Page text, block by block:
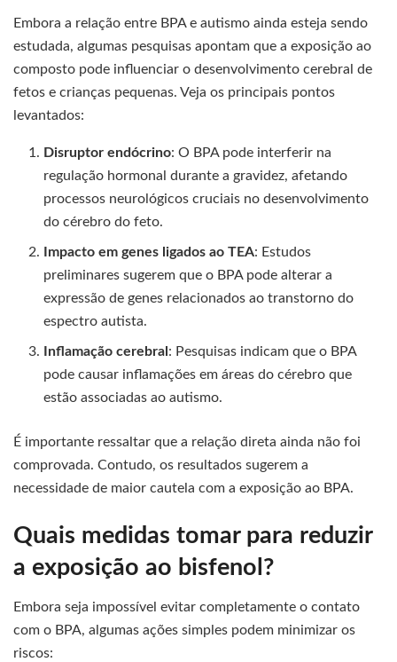
Embora a relação entre BPA e autismo ainda esteja sendo
estudada, algumas pesquisas apontam que a exposição ao
composto pode influenciar o desenvolvimento cerebral de
fetos e crianças pequenas. Veja os principais pontos
levantados:
Disruptor endócrino: O BPA pode interferir na
regulação hormonal durante a gravidez, afetando
processos neurológicos cruciais no desenvolvimento
do cérebro do feto.
Impacto em genes ligados ao TEA: Estudos
preliminares sugerem que o BPA pode alterar a
expressão de genes relacionados ao transtorno do
espectro autista.
Inflamação cerebral : Pesquisas indicam que o BPA
pode causar inflamações em áreas do cérebro que
estão associadas ao autismo.
É importante ressaltar que a relação direta ainda não foi
comprovada. Contudo, os resultados sugerem a
necessidade de maior cautela com a exposição ao BPA.
Quais medidas tomar para reduzir
a exposição ao bisfenol?
Embora seja impossível evitar completamente o contato
com o BPA, algumas ações simples podem minimizar os
riscos: